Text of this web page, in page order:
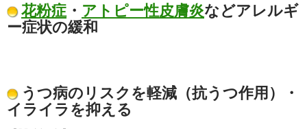
花粉症 ・ アトピー性皮膚炎などアレルギ
ー症状の緩和
うつ病のリスクを軽減（抗うつ作用）・
イライラを抑える